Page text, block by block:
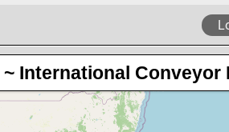
~ International Conveyor